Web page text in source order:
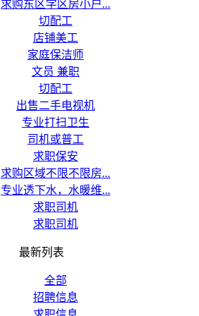
求购东区学区房小户...
切配工
店铺美工
家庭保洁师
文员 兼职
切配工
出售二手电视机
专业打扫卫生
司机或普工
求职保安
求购区域不限不限房...
专业透下水，水暖维...
求职司机
求职司机
最新列表
全部
招聘信息